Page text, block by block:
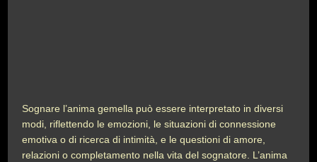
Sognare l’anima gemella può essere interpretato in diversi
modi, riflettendo le emozioni, le situazioni di connessione
emotiva o di ricerca di intimità, e le questioni di amore,
relazioni o completamento nella vita del sognatore. L’anima